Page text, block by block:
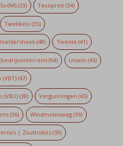
(33) Texoprint (34)
Twekkelo (35)
(48) Twente (41)
(bedrijventerrein) (94) Usselo (45)
(47)
(VBU)(38) Vergunningen (65)
(36) Windmolenweg(36)
| Zoutholtes (59)